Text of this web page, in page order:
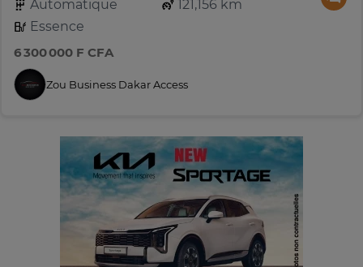
Automatique
121,156 km
Essence
6 300 000 F CFA
Zou Business Dakar Access